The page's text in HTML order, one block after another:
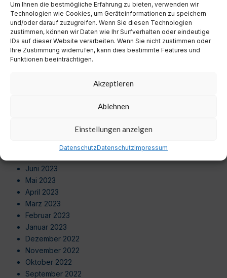
Um Ihnen die bestmögliche Erfahrung zu bieten, verwenden wir
Technologien wie Cookies, um Geräteinformationen zu speichern
und/oder darauf zuzugreifen. Wenn Sie diesen Technologien
zustimmen, können wir Daten wie Ihr Surfverhalten oder eindeutige
IDs auf dieser Website verarbeiten. Wenn Sie nicht zustimmen oder
Ihre Zustimmung widerrufen, kann dies bestimmte Features und
Funktionen beeinträchtigen.
Akzeptieren
Ablehnen
Einstellungen anzeigen
DatenschutzDatenschutzImpressum
August 2024
Juli 2024
Juni 2024
Mai 2024
April 2024
März 2024
September 2023
August 2023
Juni 2023
Mai 2023
April 2023
März 2023
Februar 2023
Januar 2023
Dezember 2022
November 2022
Oktober 2022
September 2022